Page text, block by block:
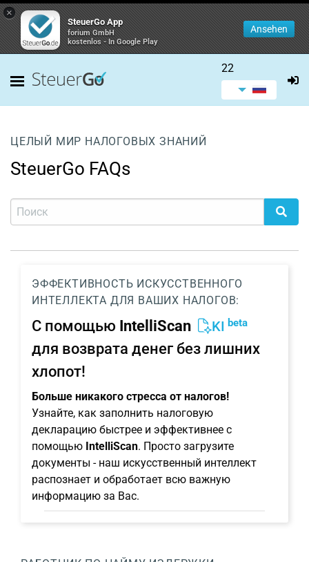
×
SteuerGo App
forium GmbH
kostenlos - In Google Play
Ansehen
22
ЦЕЛЫЙ МИР НАЛОГОВЫХ ЗНАНИЙ
SteuerGo FAQs
ЭФФЕКТИВНОСТЬ ИСКУССТВЕННОГО
ИНТЕЛЛЕКТА ДЛЯ ВАШИХ НАЛОГОВ:
С помощью IntelliScan KI beta
для возврата денег без лишних
хлопот!
Больше никакого стресса от налогов!
Узнайте, как заполнить налоговую
декларацию быстрее и эффективнее с
помощью IntelliScan. Просто загрузите
документы - наш искусственный интеллект
распознает и обработает всю важную
информацию за Вас.